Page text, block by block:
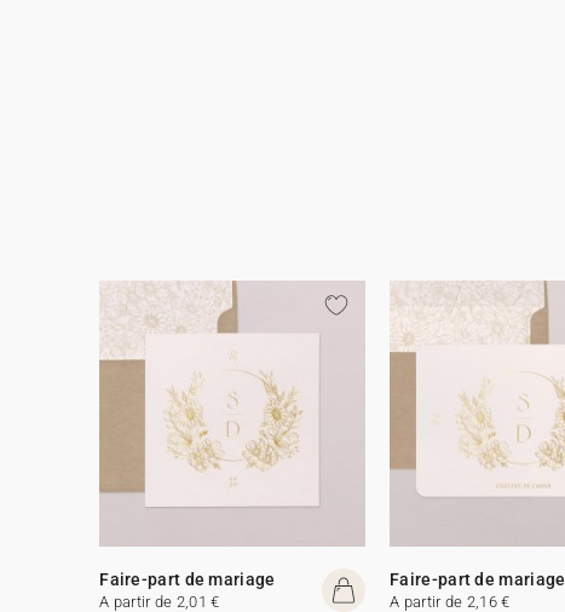
Faire-part de mariage
A partir de 2,01 €
Faire-part de mariage
A partir de 2,16 €